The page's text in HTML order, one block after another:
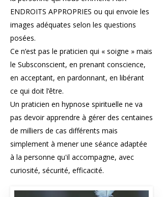
ENDROITS APPROPRIES ou qui envoie les
images adéquates selon les questions
posées.
Ce n’est pas le praticien qui « soigne » mais
le Subsconscient, en prenant conscience,
en acceptant, en pardonnant, en libérant
ce qui doit l’être.
Un praticien en hypnose spirituelle ne va
pas devoir apprendre à gérer des centaines
de milliers de cas différents mais
simplement à mener une séance adaptée
à la personne qu'il accompagne, avec
curiosité, sécurité, efficacité.